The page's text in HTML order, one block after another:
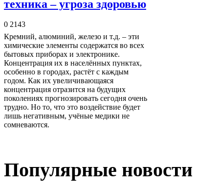
техника – угроза здоровью
0 2143
Кремний, алюминий, железо и т.д. – эти
химические элементы содержатся во всех
бытовых приборах и электронике.
Концентрация их в населённых пунктах,
особенно в городах, растёт с каждым
годом. Как их увеличивающаяся
концентрация отразится на будущих
поколениях прогнозировать сегодня очень
трудно. Но то, что это воздействие будет
лишь негативным, учёные медики не
сомневаются.
Популярные новости